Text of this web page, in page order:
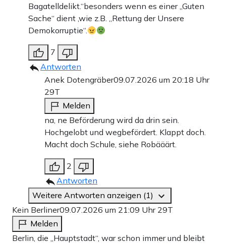
Bagatelldelikt.“besonders wenn es einer „Guten
Sache“ dient ,wie z.B. „Rettung der Unsere
Demokorruptie“.
7
Antworten
Anek Dotengräber09.07.2026 um 20:18 Uhr
29T
Melden
na, ne Beförderung wird da drin sein.
Hochgelobt und wegbefördert. Klappt doch.
Macht doch Schule, siehe Robääärt.
2
Antworten
Weitere Antworten anzeigen (1)
Kein Berliner09.07.2026 um 21:09 Uhr 29T
Melden
Berlin, die „Hauptstadt“, war schon immer und bleibt